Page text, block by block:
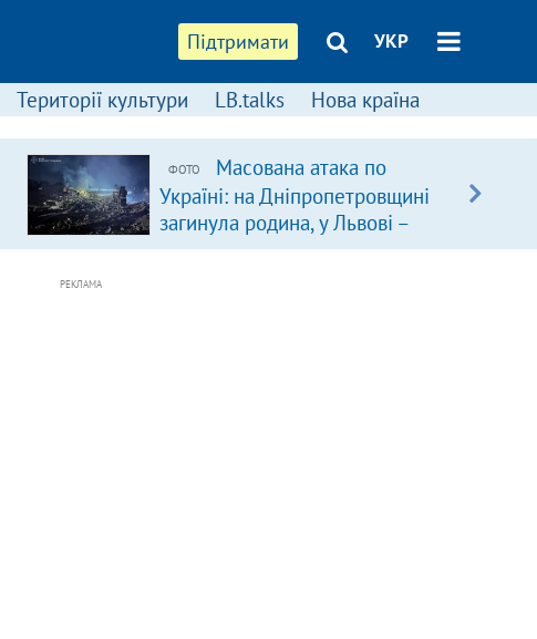
Підтримати УКР
Території культури LB.talks Нова країна
ФОТО
Масована атака по
Україні: на Дніпропетровщині
загинула родина, у Львові –
удар по багатоповерхівках
РЕКЛАМА